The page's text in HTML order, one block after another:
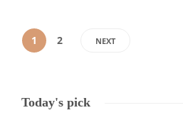
1 2 NEXT
Today's pick